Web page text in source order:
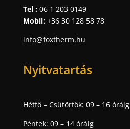
Tel :06 1 203 0149
Mobil:+36 30 128 58 78
info@foxtherm.hu
Nyitvatartás
Hétfő – Csütörtök: 09 – 16 óráig
Péntek: 09 – 14 óráig